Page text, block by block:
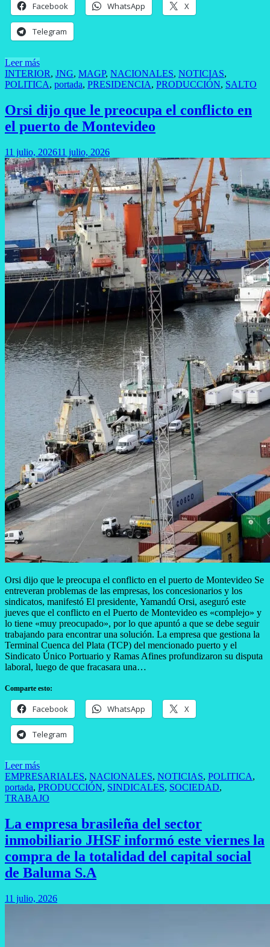
Facebook WhatsApp X
Telegram
Leer más
INTERIOR, JNG, MAGP, NACIONALES, NOTICIAS,
POLITICA, portada, PRESIDENCIA, PRODUCCIÓN, SALTO
Orsi dijo que le preocupa el conflicto en
el puerto de Montevideo
11 julio, 202611 julio, 2026
Orsi dijo que le preocupa el conflicto en el puerto de Montevideo Se
entreveran problemas de las empresas, los concesionarios y los
sindicatos, manifestó El presidente, Yamandú Orsi, aseguró este
jueves que el conflicto en el Puerto de Montevideo es «complejo» y
lo tiene «muy preocupado», por lo que apuntó a que se debe seguir
trabajando para encontrar una solución. La empresa que gestiona la
Terminal Cuenca del Plata (TCP) del mencionado puerto y el
Sindicato Único Portuario y Ramas Afines profundizaron su disputa
laboral, luego de que fracasara una…
Comparte esto:
Facebook WhatsApp X
Telegram
Leer más
EMPRESARIALES, NACIONALES, NOTICIAS, POLITICA,
portada, PRODUCCIÓN, SINDICALES, SOCIEDAD,
TRABAJO
La empresa brasileña del sector
inmobiliario JHSF informó este viernes la
compra de la totalidad del capital social
de Baluma S.A
11 julio, 2026